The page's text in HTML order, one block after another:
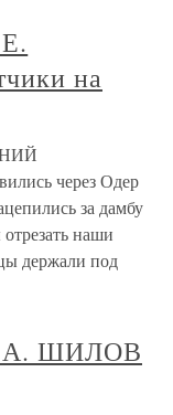
на
через Одер
за дамбу
наши
держали под
ШИЛОВ